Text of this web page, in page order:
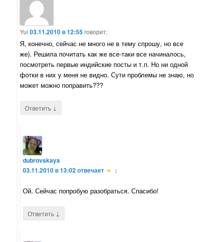
Yui 03.11.2010 в 12:55говорит:
Я, конечно, сейчас не много не в тему спрошу, но все
же). Решила почитать как же все-таки все начиналось,
посмотреть первые индийские посты и т.п. Но ни одной
фотки в них у меня не видно. Сути проблемы не знаю, но
может можно поправить???
Ответить ↓
dubrovskaya
03.11.2010 в 13:02отвечает :
Ой. Сейчас попробую разобраться. Спасибо!
Ответить ↓